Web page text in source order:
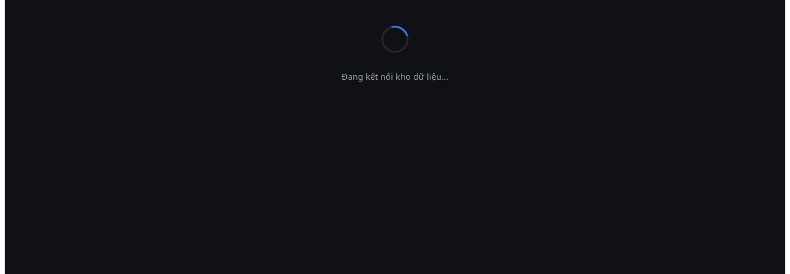
Đang kết nối kho dữ liệu...